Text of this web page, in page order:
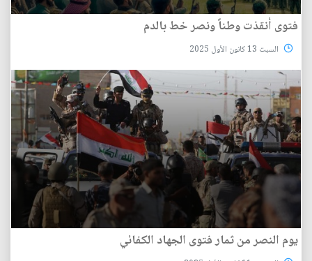
فتوى أنقذت وطناً ونصر خط بالدم
السبت 13 كانون الأول 2025
يوم النصر من ثمار فتوى الجهاد الكفائي